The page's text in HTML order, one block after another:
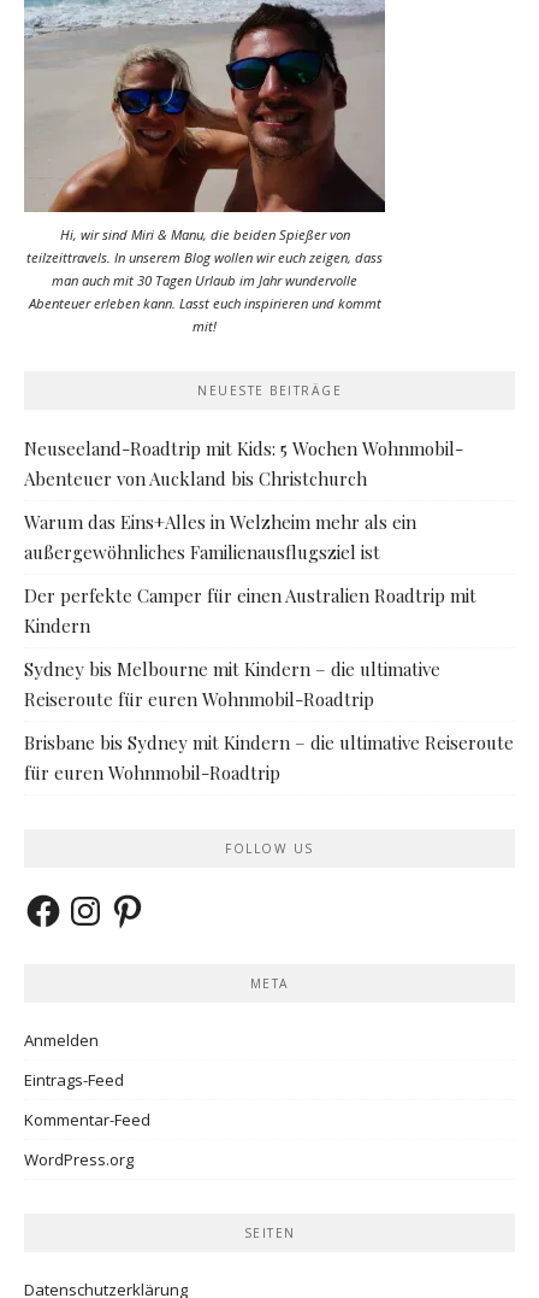
Hi, wir sind Miri & Manu, die beiden Spießer von
teilzeittravels. In unserem Blog wollen wir euch zeigen, dass
man auch mit 30 Tagen Urlaub im Jahr wundervolle
Abenteuer erleben kann. Lasst euch inspirieren und kommt
mit!
NEUESTE BEITRÄGE
Neuseeland-Roadtrip mit Kids: 5 Wochen Wohnmobil-
Abenteuer von Auckland bis Christchurch
Warum das Eins+Alles in Welzheim mehr als ein
außergewöhnliches Familienausflugsziel ist
Der perfekte Camper für einen Australien Roadtrip mit
Kindern
Sydney bis Melbourne mit Kindern – die ultimative
Reiseroute für euren Wohnmobil-Roadtrip
Brisbane bis Sydney mit Kindern – die ultimative Reiseroute
für euren Wohnmobil-Roadtrip
FOLLOW US
FacebookInstagramPinterest
META
Anmelden
Eintrags-Feed
Kommentar-Feed
WordPress.org
SEITEN
Datenschutzerklärung